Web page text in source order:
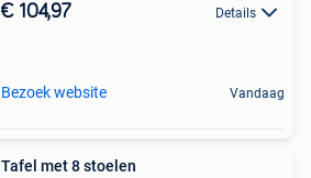
€ 104,97 Details
Bezoek website Vandaag
Tafel met 8 stoelen